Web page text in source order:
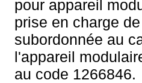
pour appareil
prise en charge
subordonnée au
l'appareil
au code 1266846.